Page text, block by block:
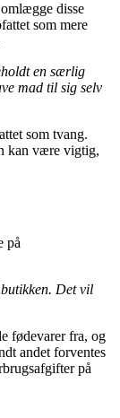
disse
som mere
en særlig
mad til sig selv
som tvang.
kan være vigtig,
på
Det vil
fødevarer fra, og
andet forventes
på